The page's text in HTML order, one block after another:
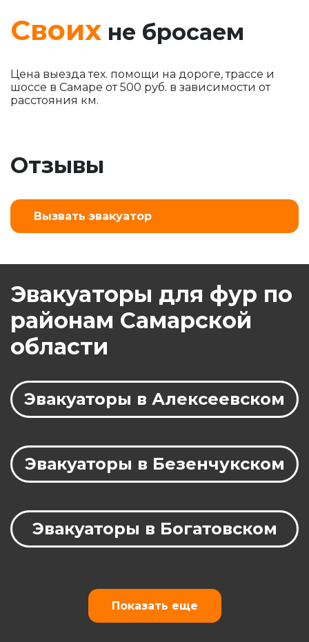
Своих не бросаем
Цена выезда тех. помощи на дороге, трассе и
шоссе в Самаре от 500 руб. в зависимости от
расстояния км.
Отзывы
Вызвать эвакуатор
Эвакуаторы для фур по
районам Самарской
области
Эвакуаторы в Алексеевском
Эвакуаторы в Безенчукском
Эвакуаторы в Богатовском
Показать еще